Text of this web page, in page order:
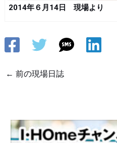
2014年６月14日 現場より
← 前の現場日誌